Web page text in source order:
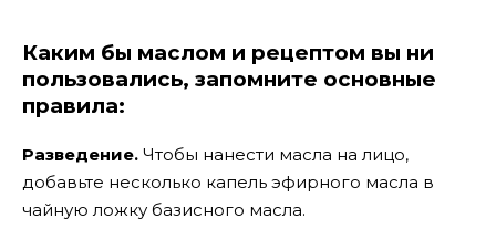
Каким бы маслом и рецептом вы ни
пользовались, запомните основные
правила:
Разведение. Чтобы нанести масла на лицо,
добавьте несколько капель эфирного масла в
чайную ложку базисного масла.